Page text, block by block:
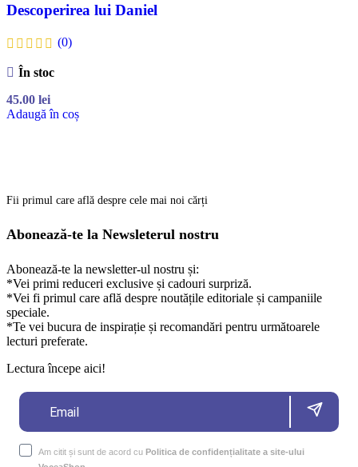
Descoperirea lui Daniel
(0)
În stoc
45.00 lei
Adaugă în coș
Fii primul care află despre cele mai noi cărți
Abonează-te la Newsleterul nostru
Abonează-te la newsletter-ul nostru și:
*Vei primi reduceri exclusive și cadouri surpriză.
*Vei fi primul care află despre noutățile editoriale și campaniile
speciale.
*Te vei bucura de inspirație și recomandări pentru următoarele
lecturi preferate.
Lectura începe aici!
Am citit și sunt de acord cu Politica de confidențialitate a site-ului